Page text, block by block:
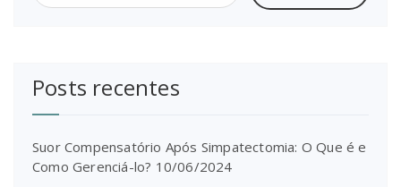
Posts recentes
Suor Compensatório Após Simpatectomia: O Que é e
Como Gerenciá-lo? 10/06/2024